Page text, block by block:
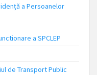
a Persoanelor
a SPCLEP
de Transport Public